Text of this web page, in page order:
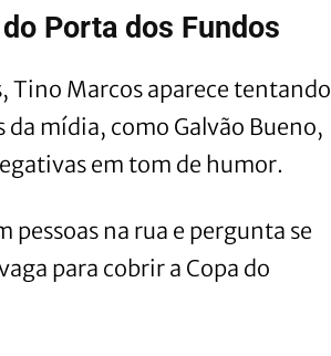
Porta dos Fundos
Tino Marcos aparece tentando
mídia, como Galvão Bueno,
em tom de humor.
na rua e pergunta se
para cobrir a Copa do